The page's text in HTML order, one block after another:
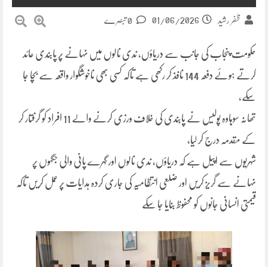
ظفر رشید 01/06/2026
حکومت پنجاب کی جانب سے دریاؤں، ندی نالوں میں نہانے پر پابندی عائد
کرتے ہوئے دفعہ 144 نافذ کر رکھی ہے تاکہ کسی بھی ناخوشگوار واقعہ سے بچا جا
سکے،
تھانہ سوہاوہ پولیس نے پابندی کی خلاف ورزی کرنے والے 11 افراد کو گرفتار کر
کے مقدمہ درج کر لیا،
شہریوں سے اپیل ہے کہ دریاؤں، ندی نالوں اور گہرے پانی والی جگہوں پر
نہانے سے گریز کریں اور ضلعی انتظامیہ کی جاری کردہ ہدایات پر عمل کریں تاکہ
قیمتی انسانی جانوں کو محفوظ بنایا جا سکے